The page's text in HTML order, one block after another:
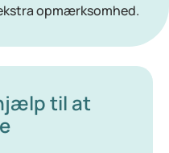
opmærksomhed.
til at